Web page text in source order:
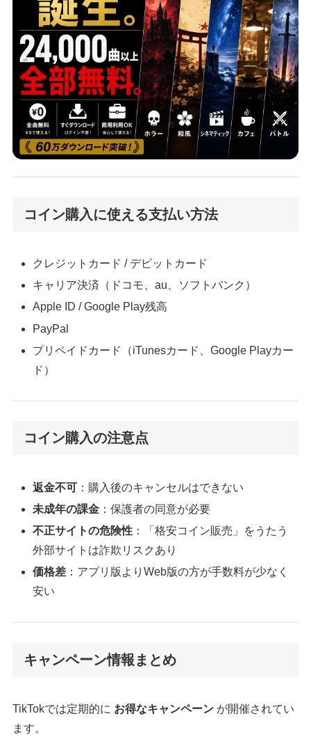
コイン購入に使える支払い方法
クレジットカード / デビットカード
キャリア決済（ドコモ、au、ソフトバンク）
Apple ID / Google Play残高
PayPal
プリペイドカード（iTunesカード、Google Playカー
ド）
コイン購入の注意点
返金不可 ：購入後のキャンセルはできない
未成年の課金 ：保護者の同意が必要
不正サイトの危険性 ：「格安コイン販売」をうたう
外部サイトは詐欺リスクあり
価格差 ：アプリ版よりWeb版の方が手数料が少なく
安い
キャンペーン情報まとめ
TikTokでは定期的に お得なキャンペーン が開催されてい
ます。